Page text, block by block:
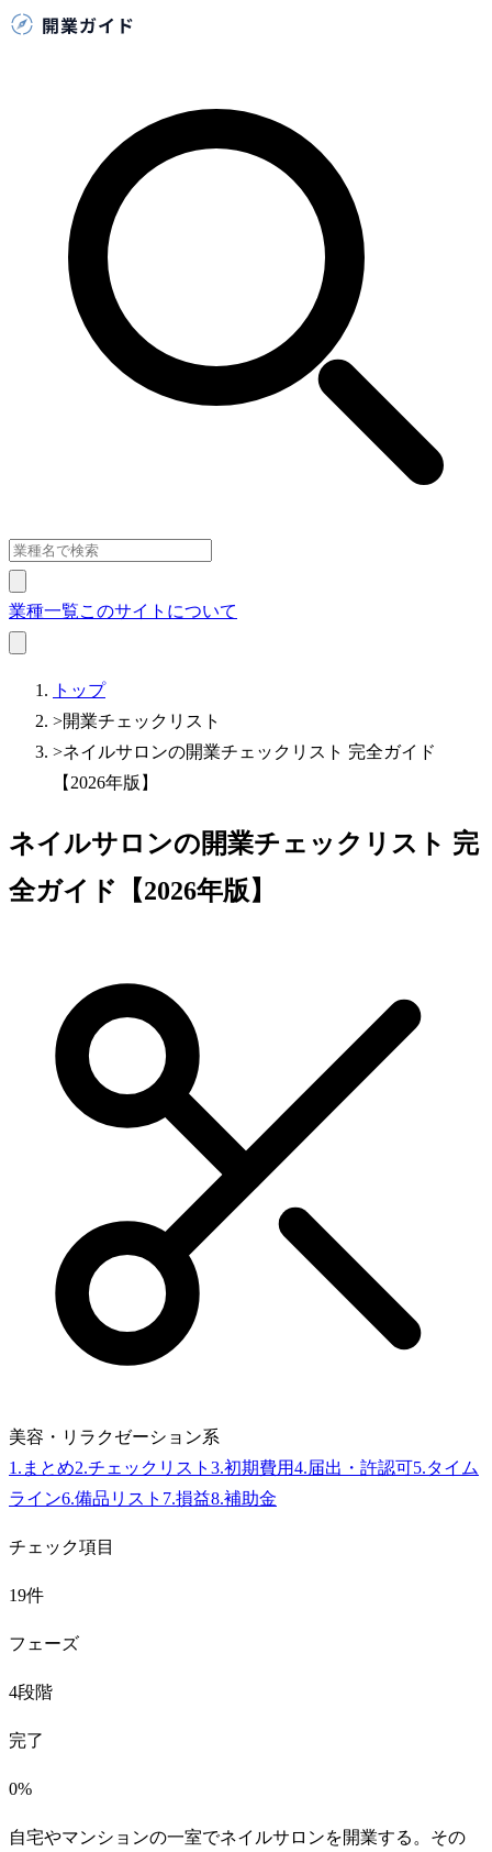
業種一覧このサイトについて
トップ
>開業チェックリスト
>ネイルサロンの開業チェックリスト 完全ガイド
【2026年版】
ネイルサロンの開業チェックリスト 完
全ガイド【2026年版】
美容・リラクゼーション系
1 . まとめ2.チェックリスト 3.初期費用4.届出・許認可5.タイム
ライン6.備品リスト 7.損益8.補助金
チェック項目
19件
フェーズ
4段階
完了
0%
自宅やマンションの一室でネイルサロンを開業する。その